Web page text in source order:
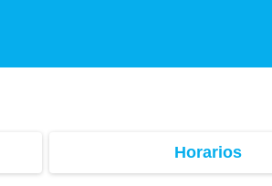
Horarios